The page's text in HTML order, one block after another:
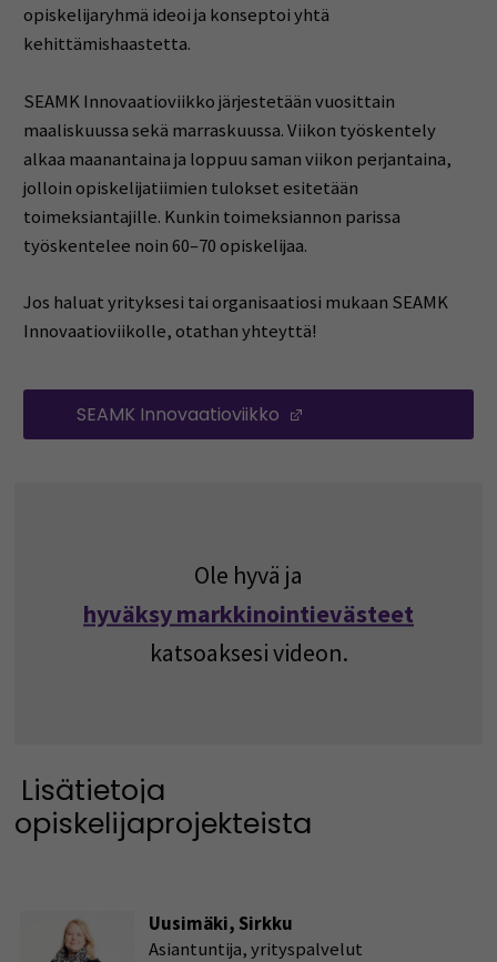
opiskelijaryhmä ideoi ja konseptoi yhtä
kehittämishaastetta.
SEAMK Innovaatioviikko järjestetään vuosittain
maaliskuussa sekä marraskuussa. Viikon työskentely
alkaa maanantaina ja loppuu saman viikon perjantaina,
jolloin opiskelijatiimien tulokset esitetään
toimeksiantajille. Kunkin toimeksiannon parissa
työskentelee noin 60–70 opiskelijaa.
Jos haluat yrityksesi tai organisaatiosi mukaan SEAMK
Innovaatioviikolle, otathan yhteyttä!
SEAMK Innovaatioviikko
Ole hyvä ja
hyväksy markkinointievästeet
katsoaksesi videon.
Lisätietoja
opiskelijaprojekteista
Uusimäki, Sirkku
Asiantuntija, yrityspalvelut